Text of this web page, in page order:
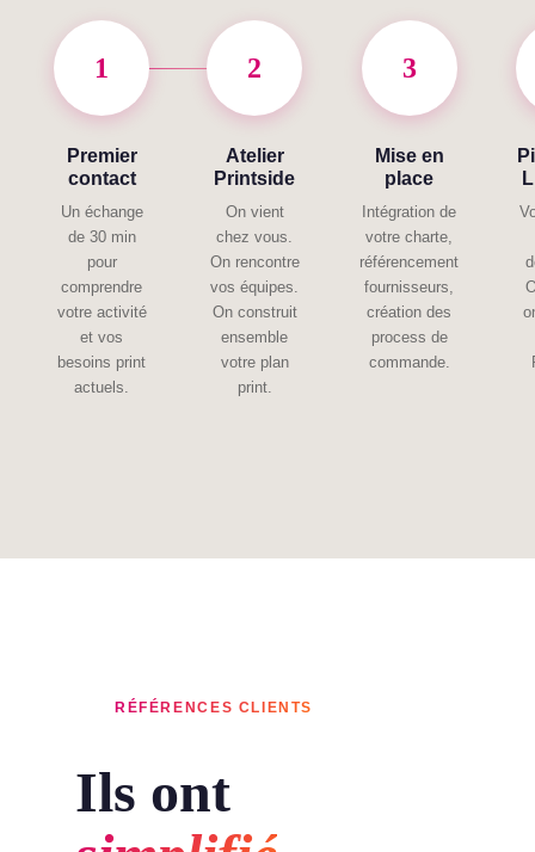
1
Premier
contact
Un échange
de 30 min
pour
comprendre
votre activité
et vos
besoins print
actuels.
2
Atelier
Printside
On vient
chez vous.
On rencontre
vos équipes.
On construit
ensemble
votre plan
print.
3
Mise en
place
Intégration de
votre charte,
référencement
fournisseurs,
création des
process de
commande.
RÉFÉRENCES CLIENTS
Ils ont